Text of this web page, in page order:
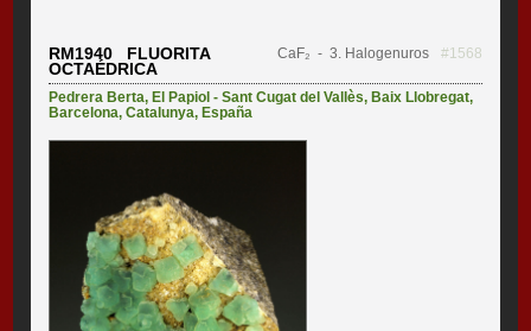
RM1940 FLUORITA
OCTAÉDRICA
CaF₂ - 3. Halogenuros #1568
Pedrera Berta,El Papiol - Sant Cugat del Vallès,Baix Llobregat,
Barcelona,Catalunya,España